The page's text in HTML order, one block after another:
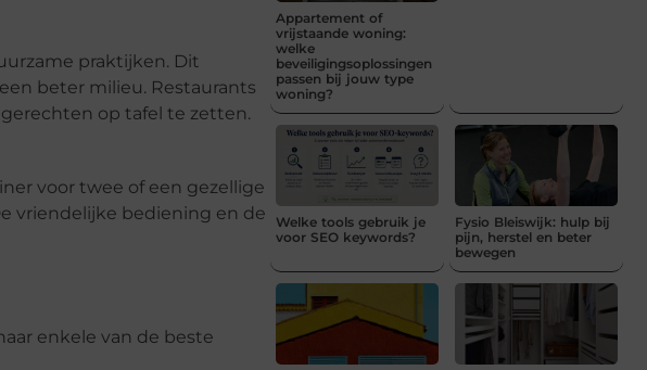
praktijken. Dit
beter milieu. Restaurants
op tafel te zetten.
voor twee of een gezellige
vriendelijke bediening en de
enkele van de beste
Appartement of
vrijstaande woning:
welke
beveiligingsoplossingen
passen bij jouw type
woning?
Welke tools gebruik je
voor SEO keywords?
Fysio Bleiswijk: hulp bij
pijn, herstel en beter
bewegen